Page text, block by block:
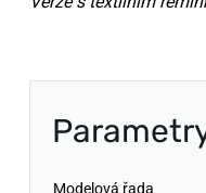
Modelová řada